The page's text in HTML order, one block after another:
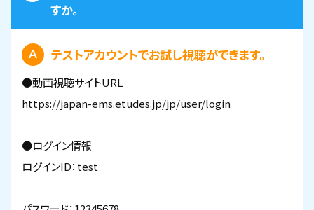
すか。
テストアカウントでお試し視聴ができます。
●動画視聴サイトURL
https://japan-ems.etudes.jp/jp/user/login
●ログイン情報
ログインID：test